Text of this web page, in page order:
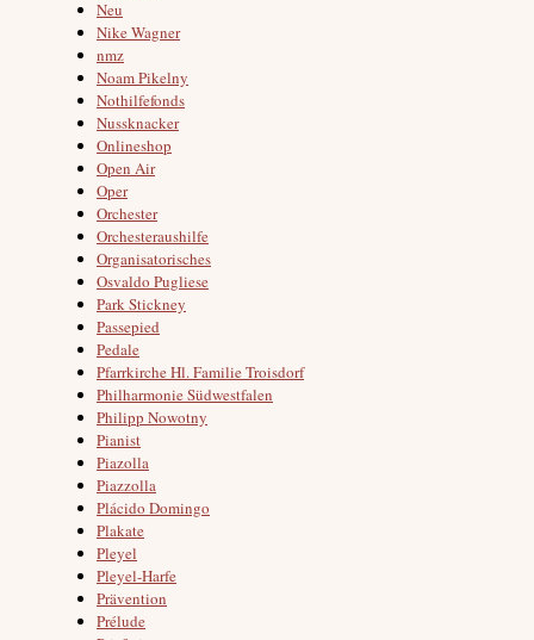
Neu
Nike Wagner
nmz
Noam Pikelny
Nothilfefonds
Nussknacker
Onlineshop
Open Air
Oper
Orchester
Orchesteraushilfe
Organisatorisches
Osvaldo Pugliese
Park Stickney
Passepied
Pedale
Pfarrkirche Hl. Familie Troisdorf
Philharmonie Südwestfalen
Philipp Nowotny
Pianist
Piazolla
Piazzolla
Plácido Domingo
Plakate
Pleyel
Pleyel-Harfe
Prävention
Prélude